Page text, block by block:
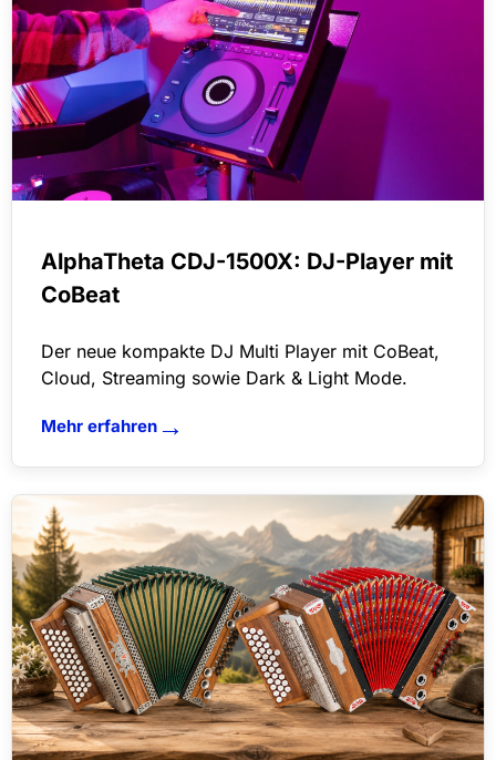
AlphaTheta CDJ-1500X: DJ-Player mit
CoBeat
Der neue kompakte DJ Multi Player mit CoBeat,
Cloud, Streaming sowie Dark & Light Mode.
Mehr erfahren →